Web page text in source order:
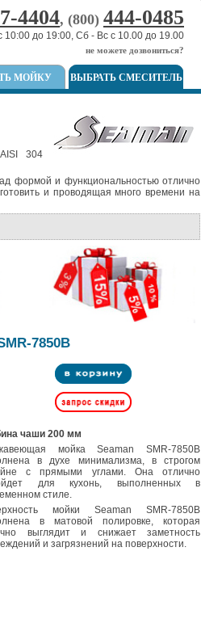
304
формой и функциональностью отлично
и проводящая много времени на
7850B
чаши 200 мм
мойка Seaman SMR-7850B
в духе минимализма, в строгом
с прямыми углами. Она отлично
для кухонь, выполненных в
стиле.
мойки Seaman SMR-7850B
в матовой полировке, которая
выглядит и снижает заметность
и загрязнений на поверхности.
4404, (800) 444-0485
10:00 до 19:00, Сб - Вс с 10.00 до 19.00
не можете дозвониться?
ВЫБРАТЬ СМЕСИТЕЛЬ
МОЙКУ